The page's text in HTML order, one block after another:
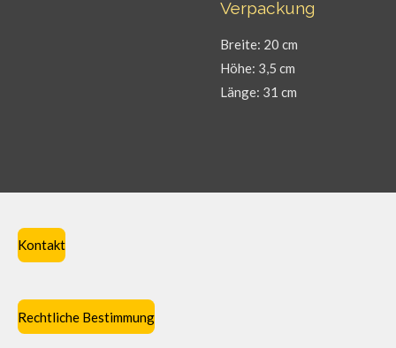
Verpackung
Breite: 20 cm
Höhe: 3,5 cm
Länge: 31 cm
Kontakt
Rechtliche Bestimmung